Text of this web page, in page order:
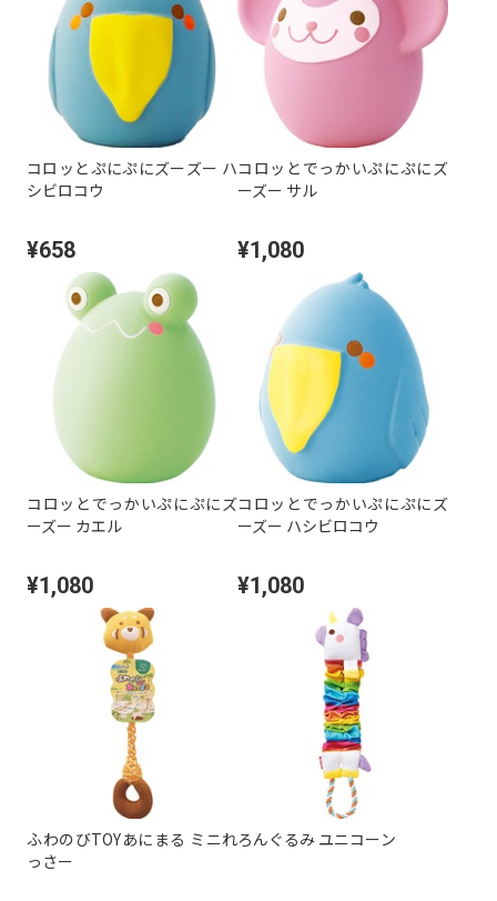
コロッとぷにぷにズーズー ハ
シビロコウ
¥658
コロッとでっかいぷにぷにズ
ーズー サル
¥1,080
コロッとでっかいぷにぷにズ
ーズー カエル
¥1,080
コロッとでっかいぷにぷにズ
ーズー ハシビロコウ
¥1,080
ふわのびTOYあにまる ミニれ
っさー
ろんぐるみ ユニコーン